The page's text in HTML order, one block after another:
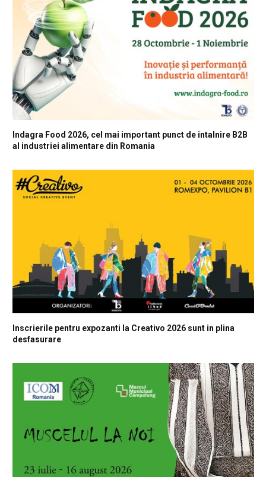
Indagra Food 2026, cel mai important punct de intalnire B2B
al industriei alimentare din Romania
Inscrierile pentru expozanti la Creativo 2026 sunt in plina
desfasurare